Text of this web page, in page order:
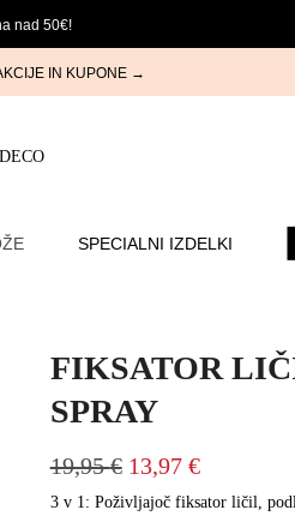
nad 50€!
IN KUPONE →
SPECIALNI IZDELKI
FIKSATOR
SPRAY
19,95€ 13,97 €
3 v 1: Poživljajoč fiksator ličil,